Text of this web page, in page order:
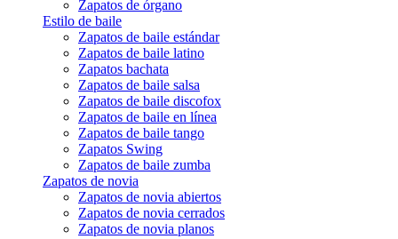
Zapatos de órgano
Estilo de baile
Zapatos de baile estándar
Zapatos de baile latino
Zapatos bachata
Zapatos de baile salsa
Zapatos de baile discofox
Zapatos de baile en línea
Zapatos de baile tango
Zapatos Swing
Zapatos de baile zumba
Zapatos de novia
Zapatos de novia abiertos
Zapatos de novia cerrados
Zapatos de novia planos